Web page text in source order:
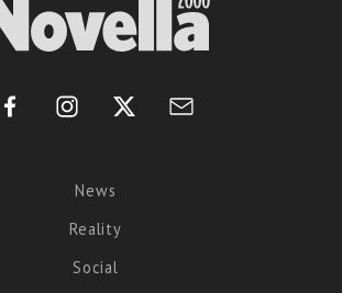
News
Reality
Social